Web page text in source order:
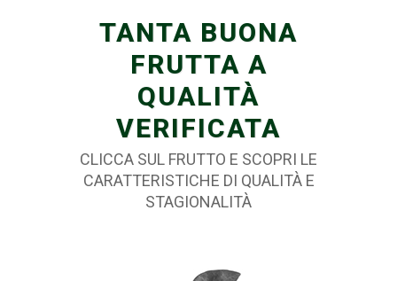
TANTA BUONA
FRUTTA A
QUALITÀ
VERIFICATA
CLICCA SUL FRUTTO E SCOPRI LE
CARATTERISTICHE DI QUALITÀ E
STAGIONALITÀ